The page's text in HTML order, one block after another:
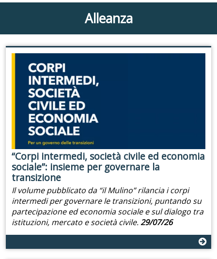
Alleanza
“Corpi intermedi, società civile ed economia
sociale”: insieme per governare la
transizione
Il volume pubblicato da “il Mulino” rilancia i corpi
intermedi per governare le transizioni, puntando su
partecipazione ed economia sociale e sul dialogo tra
istituzioni, mercato e società civile.29/07/26